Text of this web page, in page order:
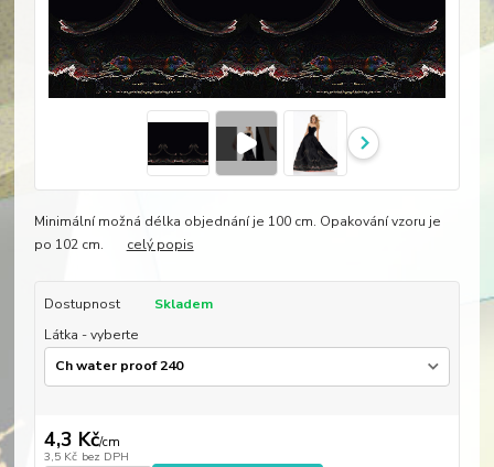
Minimální možná délka objednání je 100 cm. Opakování vzoru je
po 102 cm. celý popis
Dostupnost
Skladem
Látka - vyberte
4,3 Kč/cm
3,5 Kč bez DPH